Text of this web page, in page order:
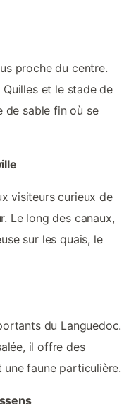
proche du centre.
et le stade de
de sable fin où se
visiteurs curieux de
Le long des canaux,
sur les quais, le
du Languedoc.
il offre des
faune particulière.